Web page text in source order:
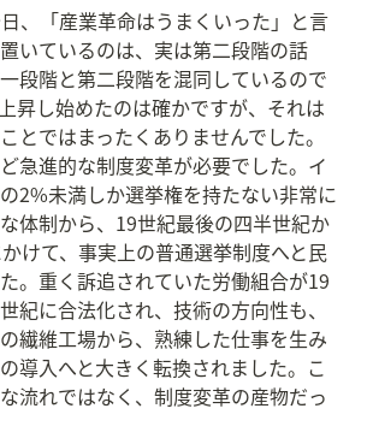
、「産業革命はうまくいった」と言
いているのは、実は第二段階の話
段階と第二段階を混同しているので
昇し始めたのは確かですが、それは
とではまったくありませんでした。
急進的な制度変革が必要でした。イ
2%未満しか選挙権を持たない非常に
体制から、19世紀最後の四半世紀か
けて、事実上の普通選挙制度へと民
。重く訴追されていた労働組合が19
紀に合法化され、技術の方向性も、
繊維工場から、熟練した仕事を生み
導入へと大きく転換されました。こ
流れではなく、制度変革の産物だっ